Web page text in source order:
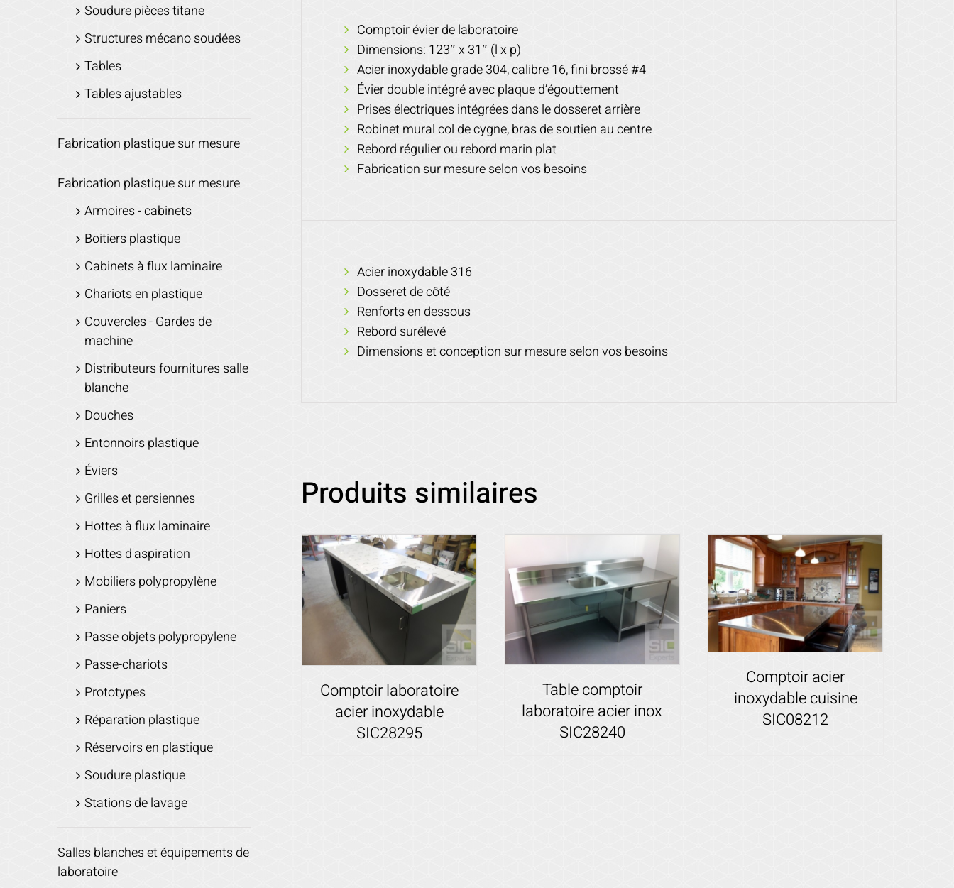
Comptoir évier de laboratoire
Dimensions: 123″ x 31″ (l x p)
Acier inoxydable grade 304, calibre 16, fini brossé #4
Évier double intégré avec plaque d’égouttement
Prises électriques intégrées dans le dosseret arrière
Robinet mural col de cygne, bras de soutien au centre
Rebord régulier ou rebord marin plat
Fabrication sur mesure selon vos besoins
Acier inoxydable 316
Dosseret de côté
Renforts en dessous
Rebord surélevé
Dimensions et conception sur mesure selon vos besoins
Produits similaires
Comptoir laboratoire
acier inoxydable
SIC28295
Table comptoir
laboratoire acier inox
SIC28240
Comptoir acier
inoxydable cuisine
SIC08212
Soudure pièces titane
Structures mécano soudées
Tables
Tables ajustables
Fabrication plastique sur mesure
Fabrication plastique sur mesure
Armoires - cabinets
Boitiers plastique
Cabinets à flux laminaire
Chariots en plastique
Couvercles - Gardes de
machine
Distributeurs fournitures salle
blanche
Douches
Entonnoirs plastique
Éviers
Grilles et persiennes
Hottes à flux laminaire
Hottes d'aspiration
Mobiliers polypropylène
Paniers
Passe objets polypropylene
Passe-chariots
Prototypes
Réparation plastique
Réservoirs en plastique
Soudure plastique
Stations de lavage
Salles blanches et équipements de
laboratoire